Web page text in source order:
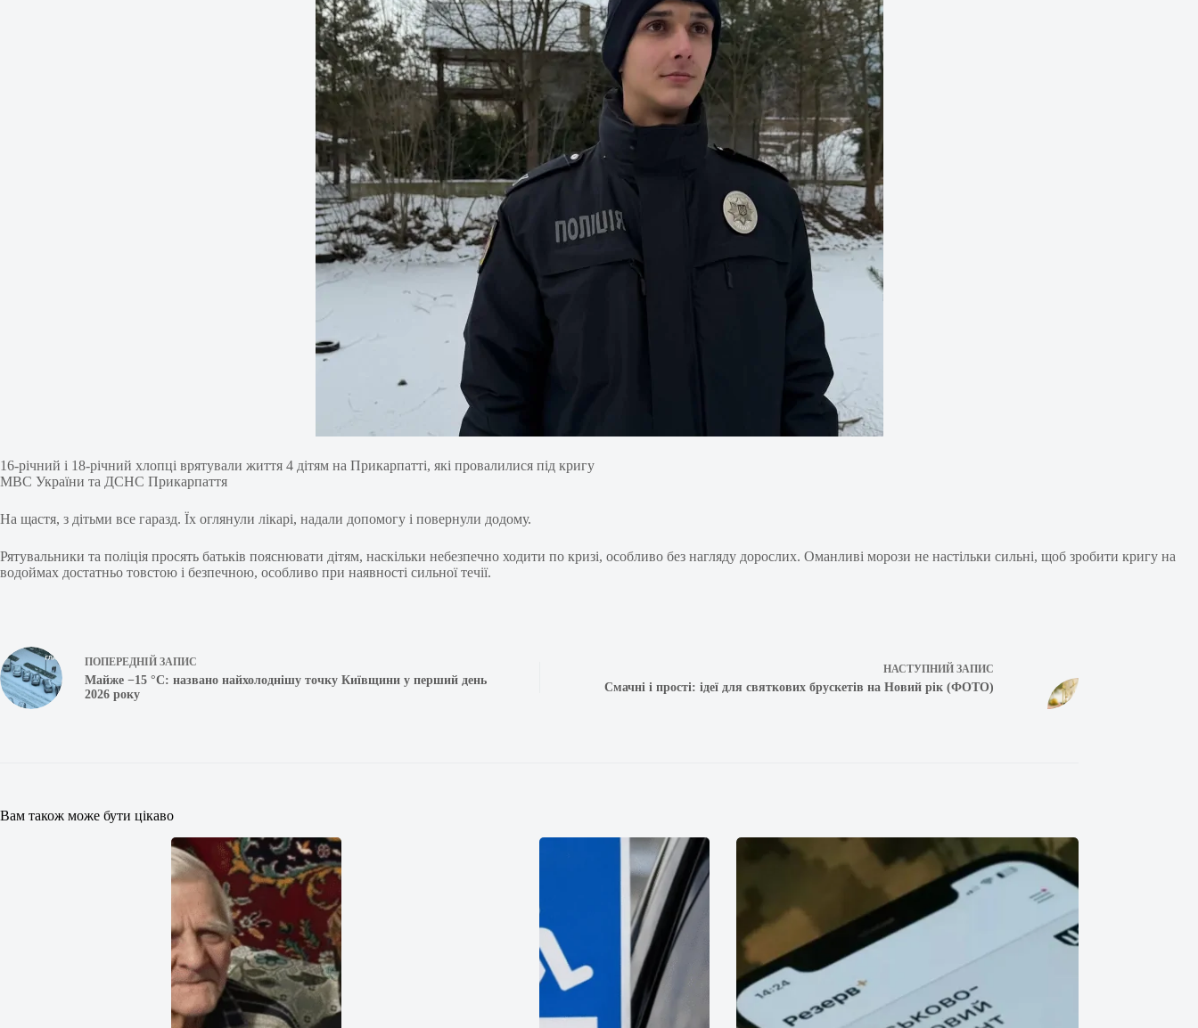
16-річний і 18-річний хлопці врятували життя 4 дітям на Прикарпатті, які провалилися під кригу
МВС України та ДСНС Прикарпаття
На щастя, з дітьми все гаразд. Їх оглянули лікарі, надали допомогу і повернули додому.
Рятувальники та поліція просять батьків пояснювати дітям, наскільки небезпечно ходити по кризі, особливо без нагляду дорослих. Оманливі морози не настільки сильні, щоб зробити кригу на
водоймах достатньо товстою і безпечною, особливо при наявності сильної течії.
ПОПЕРЕДНІЙ ЗАПИС
Майже −15 °С: названо найхолоднішу точку Київщини у перший день
2026 року
НАСТУПНИЙ ЗАПИС
Смачні і прості: ідеї для святкових брускетів на Новий рік (ФОТО)
Вам також може бути цікаво